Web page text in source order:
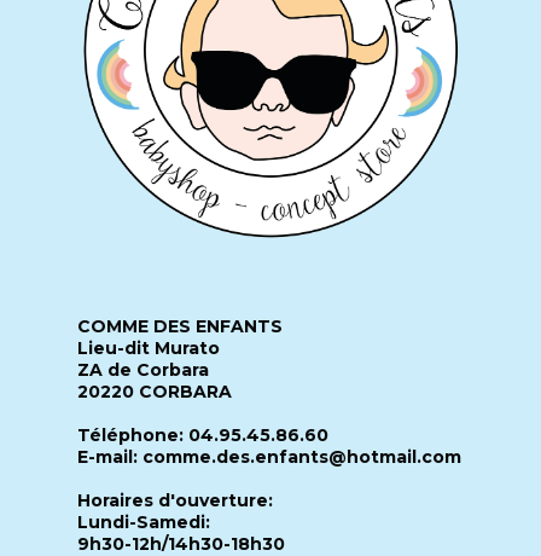
COMME DES ENFANTS
Lieu-dit Murato
ZA de Corbara
20220 CORBARA
Téléphone: 04.95.45.86.60
E-mail: comme.des.enfants@hotmail.com
Horaires d'ouverture:
Lundi-Samedi:
9h30-12h/14h30-18h30